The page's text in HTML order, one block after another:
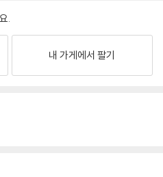
.
내 가게에서 팔기